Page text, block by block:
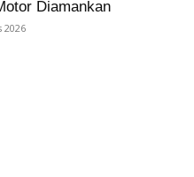
Diamankan
2026